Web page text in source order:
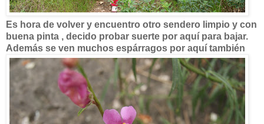
Es hora de volver y encuentro otro sendero limpio y con
buena pinta , decido probar suerte por aquí para bajar.
Además se ven muchos espárragos por aquí también